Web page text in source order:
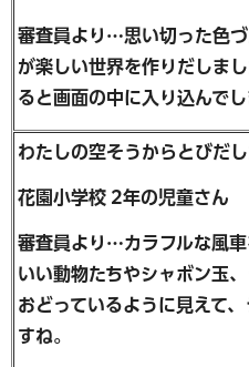
審査員より…思い切った色
が楽しい世界を作りだしま
ると画面の中に入り込んでし
わたしの空そうからとびだ
花園小学校 2年の児童さん
審査員より…カラフルな風
いい動物たちやシャボン玉
おどっているように見えて
すね。